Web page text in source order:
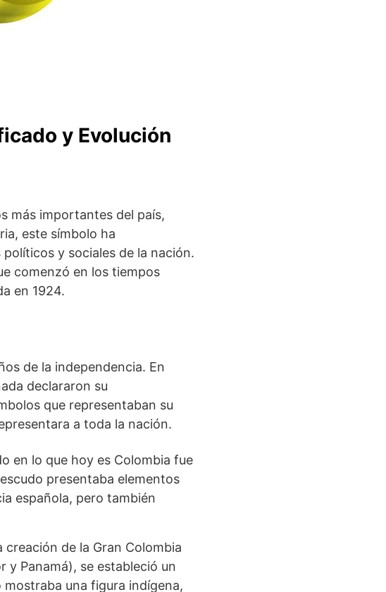
y Evolución
más importantes del país,
este símbolo ha
y sociales de la nación.
comenzó en los tiempos
en 1924.
de la independencia. En
declararon su
que representaban su
a toda la nación.
en lo que hoy es Colombia fue
presentaba elementos
española, pero también
creación de la Gran Colombia
y Panamá), se estableció un
mostraba una figura indígena,